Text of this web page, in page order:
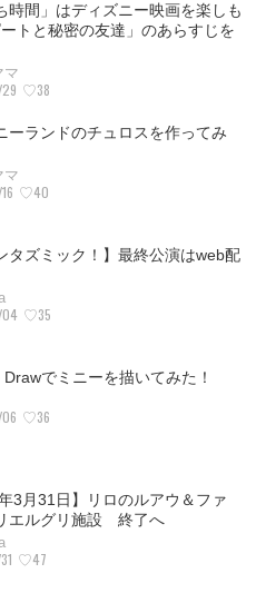
時間」はディズニー映画を楽しも
トと秘密の友達」のあらすじを
マ
♡38
ーランドのチュロスを作ってみ
マ
♡40
タズミック！】最終公演はweb配
♡35
Drawでミニーを描いてみた！
♡36
年3月31日】リロのルアウ＆ファ
エルグリ施設 終了へ
♡47